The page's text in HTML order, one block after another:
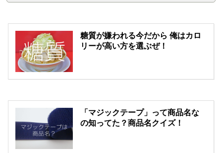
糖質が嫌われる今だから 俺はカロ
リーが高い方を選ぶぜ！
「マジックテープ」って商品名な
の知ってた？商品名クイズ！